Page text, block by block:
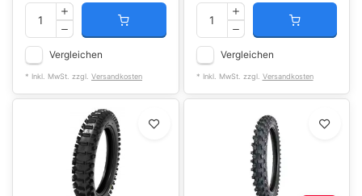
Vergleichen
* Inkl. MwSt. zzgl. Versandkosten
Vergleichen
* Inkl. MwSt. zzgl. Versandkosten